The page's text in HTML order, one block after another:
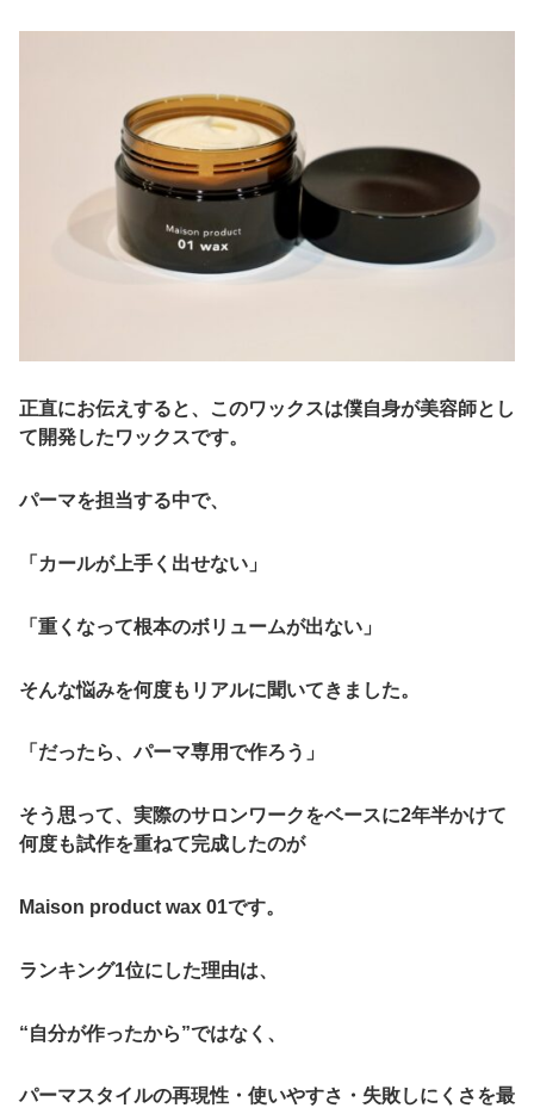
正直にお伝えすると、
このワックスは僕自身が美容師とし
て開発したワックスです。
パーマを担当する中で、
「カールが上手く出せない」
「重くなって根本のボリュームが出ない」
そんな悩みを何度もリアルに聞いてきました。
「だったら、パーマ専用で作ろう」
そう思って、実際のサロンワークをベースに2年半かけて
何度も試作を重ねて完成したのが
Maison product wax 01です。
ランキング1位にした理由は、
“自分が作ったから”ではなく、
パーマスタイルの再現性・使いやすさ・失敗しにくさを最